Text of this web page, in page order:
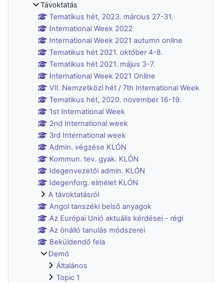
Távoktatás
Tematikus hét, 2023. március 27-31.
International Week 2022
International Week 2021 autumn online
Tematikus hét 2021. október 4-8.
Tematikus hét 2021. május 3-7.
International Week 2021 Online
VII. Nemzetközi hét / 7th International Week
Tematikus hét, 2020. november 16-19.
1st International Week
2nd International week
3rd International week
Admin. végzése KLÓN
Kommun. tev. gyak. KLÓN
Idegenvezetői admin. KLÓN
Idegenforg. elmélet KLÓN
A távoktatásról
Angol tanszéki belső anyagok
Az Európai Unió aktuális kérdései - régi
Az önálló tanulás módszerei
Beküldendő fela
Demó
Általános
Topic 1